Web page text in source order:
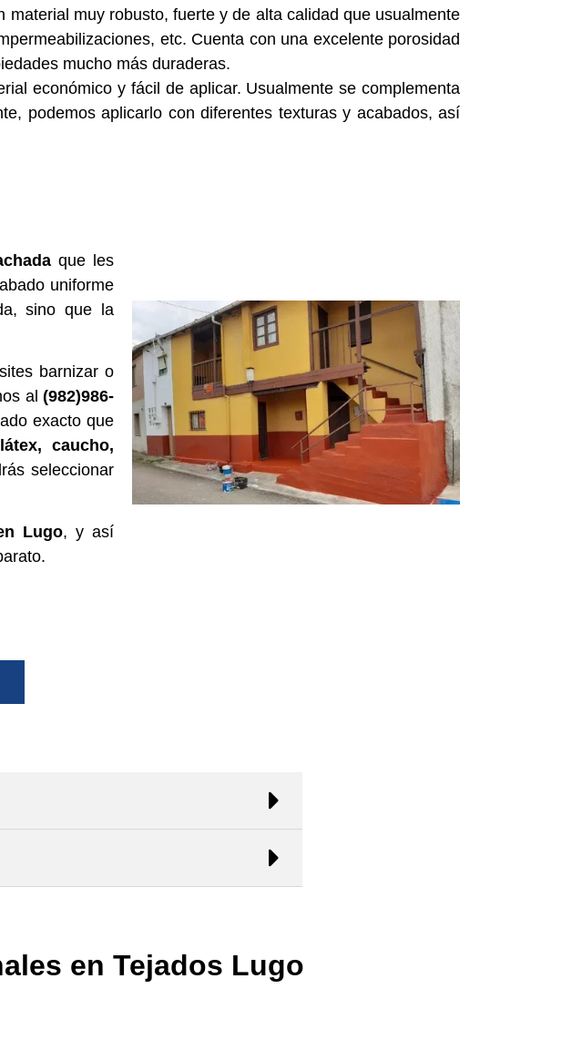
material muy robusto, fuerte y de alta calidad que usualmente
etc. Cuenta con una excelente porosidad
mucho más duraderas.
económico y fácil de aplicar. Usualmente se complementa
podemos aplicarlo con diferentes texturas y acabados, así
que les
uniforme
sino que la
barnizar o
al(982)986-
exacto que
caucho,
seleccionar
Lugo, y así
en Tejados Lugo